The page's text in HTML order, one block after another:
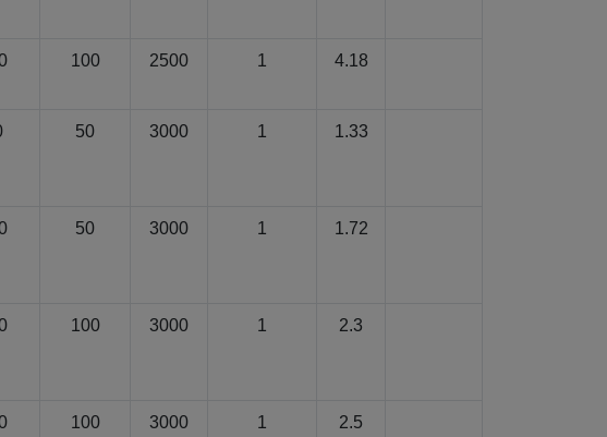
100 2500 1 4.18
50 3000 1 1.33
50 3000 1 1.72
100 3000 1 2.3
100 3000 1 2.5